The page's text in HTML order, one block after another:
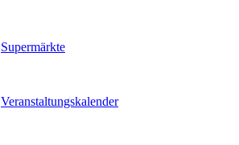
Supermärkte
Veranstaltungskalender